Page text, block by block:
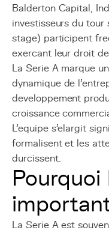
Balderton Capital,
investisseurs du tour
stage) participent
exercant leur droit
La Serie A marque
dynamique de
developpement
croissance
L'equipe s'elargit
formalisent et les
durcissent.
La Serie A est